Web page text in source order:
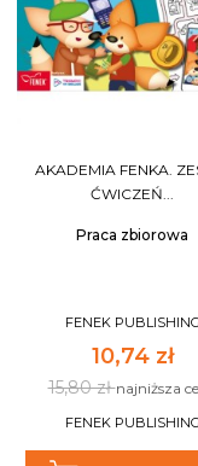
AKADEMIA FENKA.
ĆWICZEŃ...
Praca zbiorowa
FENEK PUBLISHING
10,74 zł
15,80 złnajniższa
FENEK PUBLISHING